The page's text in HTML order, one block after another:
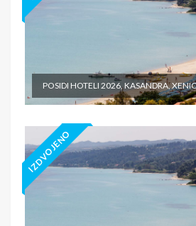
POSIDI HOTELI 2026, KASANDRA,
IZDVOJENO